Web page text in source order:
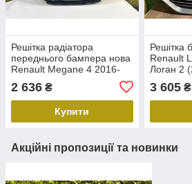
Решітка радіатора
переднього бампера нова
Renault Megane 4 2016-
2024 Решітка переднього
бампера Рено Меган 4
622567680R
2 636 ₴
Купити
Решітка
Renault
Логан 2
3 605₴
Акційні пропозиції та новинки